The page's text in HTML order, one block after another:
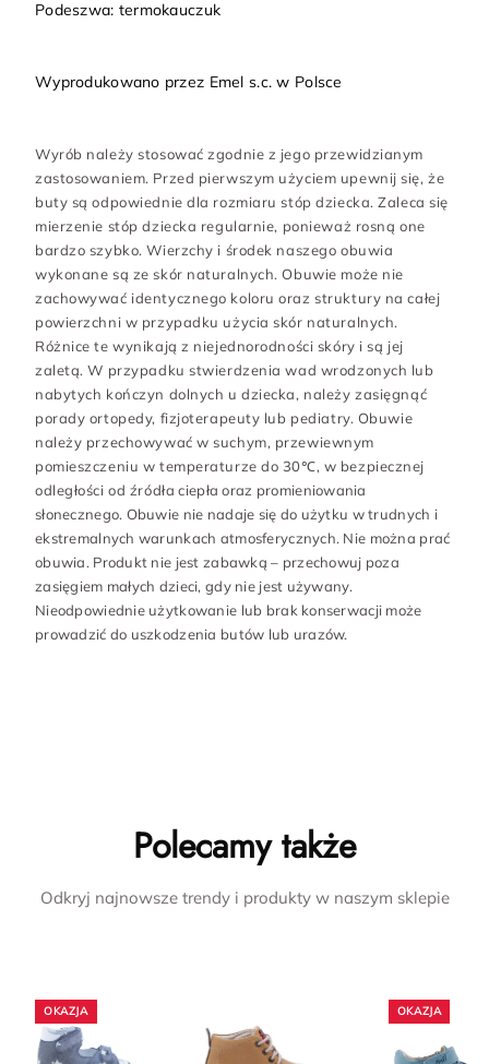
Podeszwa: termokauczuk
Wyprodukowano przez Emel s.c. w Polsce
Wyrób należy stosować zgodnie z jego przewidzianym
zastosowaniem. Przed pierwszym użyciem upewnij się, że
buty są odpowiednie dla rozmiaru stóp dziecka. Zaleca się
mierzenie stóp dziecka regularnie, ponieważ rosną one
bardzo szybko. Wierzchy i środek naszego obuwia
wykonane są ze skór naturalnych. Obuwie może nie
zachowywać identycznego koloru oraz struktury na całej
powierzchni w przypadku użycia skór naturalnych.
Różnice te wynikają z niejednorodności skóry i są jej
zaletą. W przypadku stwierdzenia wad wrodzonych lub
nabytych kończyn dolnych u dziecka, należy zasięgnąć
porady ortopedy, fizjoterapeuty lub pediatry. Obuwie
należy przechowywać w suchym, przewiewnym
pomieszczeniu w temperaturze do 30℃, w bezpiecznej
odległości od źródła ciepła oraz promieniowania
słonecznego. Obuwie nie nadaje się do użytku w trudnych i
ekstremalnych warunkach atmosferycznych. Nie można prać
obuwia. Produkt nie jest zabawką – przechowuj poza
zasięgiem małych dzieci, gdy nie jest używany.
Nieodpowiednie użytkowanie lub brak konserwacji może
prowadzić do uszkodzenia butów lub urazów.
Polecamy także
Odkryj najnowsze trendy i produkty w naszym sklepie